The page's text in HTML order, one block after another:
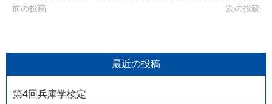
前の投稿 次の投稿
最近の投稿
第4回兵庫学検定